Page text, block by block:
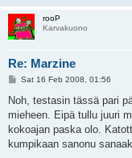
rooP
Karvakuono
Re: Marzine
P
s
Sat 16 Feb 2008, 01:56
Noh, testasin tässä pari
mieheen. Eipä tullu juuri
kokoajan paska olo.
kumpikaan sanonu